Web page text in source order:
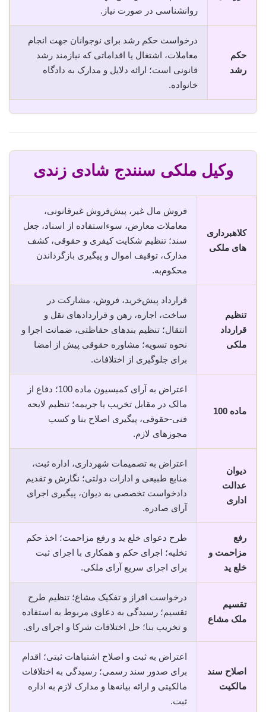
روانشناسی در صورت نیاز.
حکم
رشد
درخواست حکم رشد برای نوجوانان جهت انجام
معاملات، اشتغال یا اقداماتی که نیازمند رشد
قانونی است؛ ارائه دلایل و مدارک به دادگاه
خانواده.
وکیل ملکی سنندج شادی زندی
کلاهبرداری
های ملکی
فروش مال غیر، پیش‌فروش غیرقانونی،
معاملات معارض، سوء‌استفاده از اسناد، جعل
سند؛ تنظیم شکایت کیفری و حقوقی، کشف
مدارک، توقیف اموال و پیگیری بازگرداندن
محکوم‌به.
تنظیم
قرارداد
ملکی
قرارداد پیش‌خرید، فروش، مشارکت در
ساخت، اجاره، رهن و قراردادهای نقل و
انتقال؛ تنظیم بندهای حفاظتی، ضمانت اجرا و
نحوه تسویه؛ مشاوره حقوقی پیش از امضا
برای جلوگیری از اختلافات.
ماده 100
اعتراض به آرای کمیسیون ماده 100؛ دفاع از
مالک در مقابل تخریب یا جریمه؛ تنظیم لایحه
فنی-حقوقی، پیگیری اصلاح بنا و کسب
مجوزهای لازم.
دیوان
عدالت
اداری
اعتراض به تصمیمات شهرداری، اداره ثبت،
منابع طبیعی و ادارات دولتی؛ نگارش و تقدیم
دادخواست تخصصی به دیوان، پیگیری اجرای
آرای صادره.
رفع
مزاحمت و
خلع ید
طرح دعوای خلع ید و رفع مزاحمت؛ اخذ حکم
تخلیه؛ اجرای حکم و همکاری با اجرای ثبت
برای اجرای سریع آرای ملکی.
تقسیم
ملک مشاع
درخواست افراز و تفکیک مشاع؛ تنظیم طرح
تقسیم؛ رسیدگی به دعاوی مربوط به استفاده
و تخریب بنا؛ حل اختلافات شرکا و اجرای رای.
اصلاح سند
مالکیت
اعتراض به ثبت و اصلاح اشتباهات ثبتی؛ اقدام
برای صدور سند رسمی؛ رسیدگی به اختلافات
مالکیتی و ارائه بیانه‌ها و مدارک لازم به اداره
ثبت.